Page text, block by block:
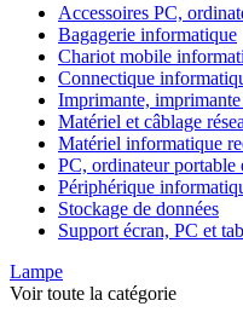
Accessoires PC,
Bagagerie informatique
Chariot mobile
Connectique
Imprimante,
Matériel et câblage
Matériel informatique
PC, ordinateur portable
Périphérique
Stockage de données
Support écran, PC et
Lampe
Voir toute la catégorie